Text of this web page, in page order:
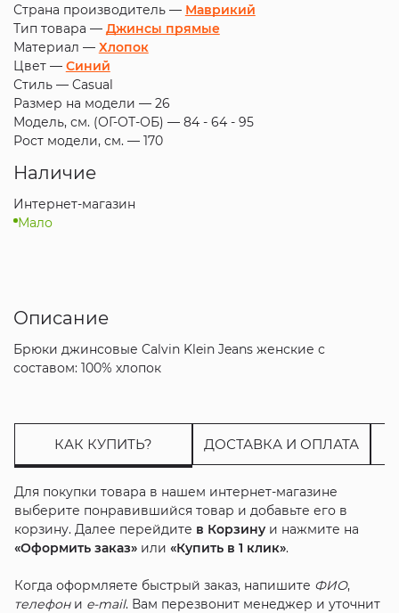
Страна производитель — Маврикий
Тип товара — Джинсы прямые
Материал — Хлопок
Цвет — Синий
Стиль — Casual
Размер на модели — 26
Модель, см. (ОГ-ОТ-ОБ) — 84 - 64 - 95
Рост модели, см. — 170
Наличие
Интернет-магазин
Мало
Описание
Брюки джинсовые Calvin Klein Jeans женские с
составом: 100% хлопок
КАК КУПИТЬ? ДОСТАВКА И ОПЛАТА
Для покупки товара в нашем интернет-магазине
выберите понравившийся товар и добавьте его в
корзину. Далее перейдите в Корзинуи нажмите на
«Оформить заказ»или «Купить в 1 клик».
Когда оформляете быстрый заказ, напишите ФИО,
телефони e-mail. Вам перезвонит менеджер и уточнит